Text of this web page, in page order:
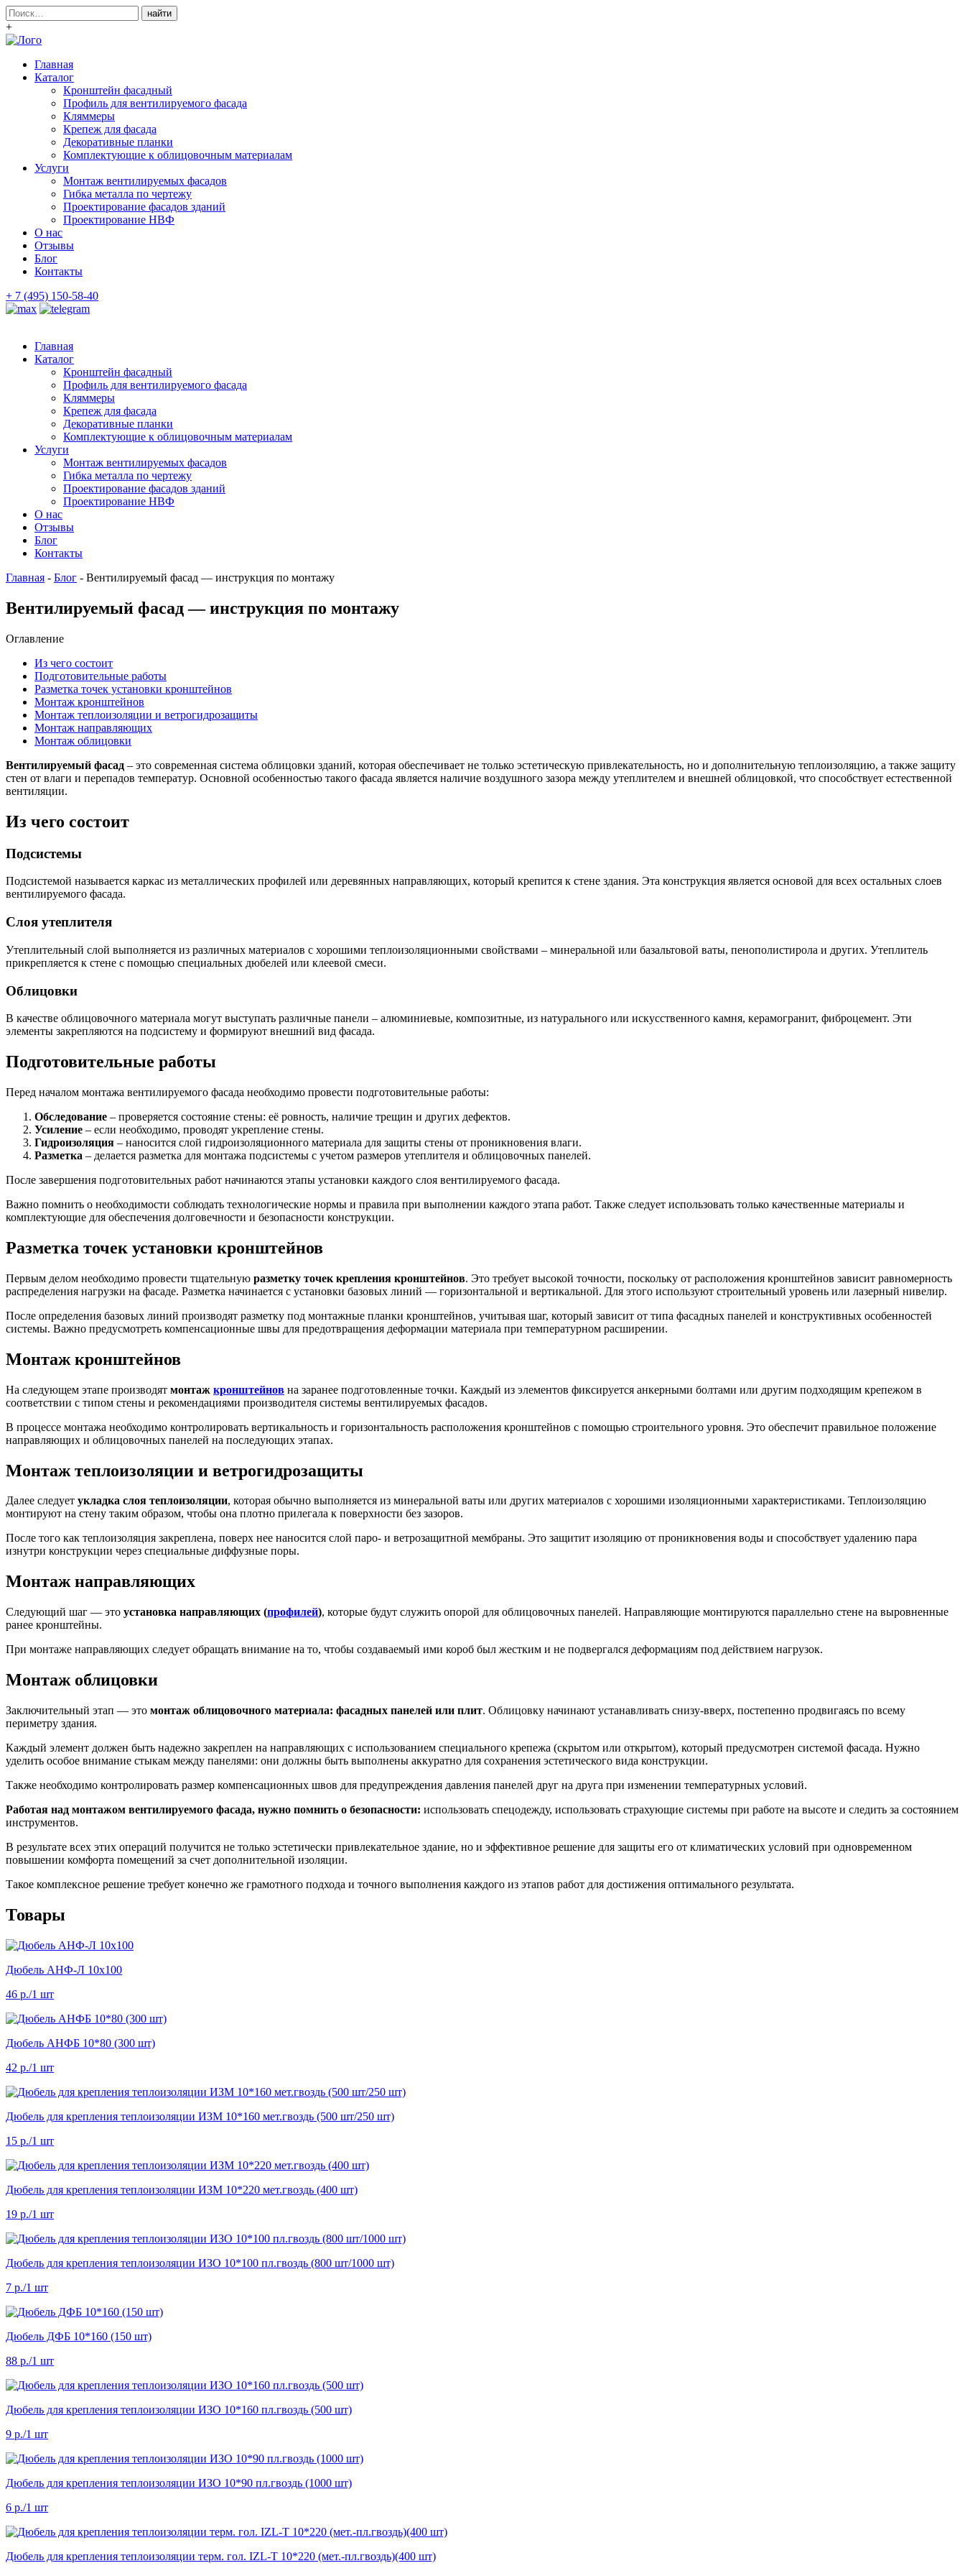
Поиск:
+
Главная
Каталог
Кронштейн фасадный
Профиль для вентилируемого фасада
Кляммеры
Крепеж для фасада
Декоративные планки
Комплектующие к облицовочным материалам
Услуги
Монтаж вентилируемых фасадов
Гибка металла по чертежу
Проектирование фасадов зданий
Проектирование НВФ
О нас
Отзывы
Блог
Контакты
+ 7 (495) 150-58-40
Главная
Каталог
Кронштейн фасадный
Профиль для вентилируемого фасада
Кляммеры
Крепеж для фасада
Декоративные планки
Комплектующие к облицовочным материалам
Услуги
Монтаж вентилируемых фасадов
Гибка металла по чертежу
Проектирование фасадов зданий
Проектирование НВФ
О нас
Отзывы
Блог
Контакты
Главная - Блог - Вентилируемый фасад — инструкция по монтажу
Вентилируемый фасад — инструкция по монтажу
Оглавление
Из чего состоит
Подготовительные работы
Разметка точек установки кронштейнов
Монтаж кронштейнов
Монтаж теплоизоляции и ветрогидрозащиты
Монтаж направляющих
Монтаж облицовки
Вентилируемый фасад – это современная система облицовки зданий, которая обеспечивает не только эстетическую привлекательность, но и дополнительную теплоизоляцию, а также защиту
стен от влаги и перепадов температур. Основной особенностью такого фасада является наличие воздушного зазора между утеплителем и внешней облицовкой, что способствует естественной
вентиляции.
Из чего состоит
Подсистемы
Подсистемой называется каркас из металлических профилей или деревянных направляющих, который крепится к стене здания. Эта конструкция является основой для всех остальных слоев
вентилируемого фасада.
Слоя утеплителя
Утеплительный слой выполняется из различных материалов с хорошими теплоизоляционными свойствами – минеральной или базальтовой ваты, пенополистирола и других. Утеплитель
прикрепляется к стене с помощью специальных дюбелей или клеевой смеси.
Облицовки
В качестве облицовочного материала могут выступать различные панели – алюминиевые, композитные, из натурального или искусственного камня, керамогранит, фиброцемент. Эти
элементы закрепляются на подсистему и формируют внешний вид фасада.
Подготовительные работы
Перед началом монтажа вентилируемого фасада необходимо провести подготовительные работы:
Обследование – проверяется состояние стены: её ровность, наличие трещин и других дефектов.
Усиление – если необходимо, проводят укрепление стены.
Гидроизоляция – наносится слой гидроизоляционного материала для защиты стены от проникновения влаги.
Разметка – делается разметка для монтажа подсистемы с учетом размеров утеплителя и облицовочных панелей.
После завершения подготовительных работ начинаются этапы установки каждого слоя вентилируемого фасада.
Важно помнить о необходимости соблюдать технологические нормы и правила при выполнении каждого этапа работ. Также следует использовать только качественные материалы и
комплектующие для обеспечения долговечности и безопасности конструкции.
Разметка точек установки кронштейнов
Первым делом необходимо провести тщательную разметку точек крепления кронштейнов. Это требует высокой точности, поскольку от расположения кронштейнов зависит равномерность
распределения нагрузки на фасаде. Разметка начинается с установки базовых линий — горизонтальной и вертикальной. Для этого используют строительный уровень или лазерный нивелир.
После определения базовых линий производят разметку под монтажные планки кронштейнов, учитывая шаг, который зависит от типа фасадных панелей и конструктивных особенностей
системы. Важно предусмотреть компенсационные швы для предотвращения деформации материала при температурном расширении.
Монтаж кронштейнов
На следующем этапе производят монтаж кронштейнов на заранее подготовленные точки. Каждый из элементов фиксируется анкерными болтами или другим подходящим крепежом в
соответствии с типом стены и рекомендациями производителя системы вентилируемых фасадов.
В процессе монтажа необходимо контролировать вертикальность и горизонтальность расположения кронштейнов с помощью строительного уровня. Это обеспечит правильное положение
направляющих и облицовочных панелей на последующих этапах.
Монтаж теплоизоляции и ветрогидрозащиты
Далее следует укладка слоя теплоизоляции, которая обычно выполняется из минеральной ваты или других материалов с хорошими изоляционными характеристиками. Теплоизоляцию
монтируют на стену таким образом, чтобы она плотно прилегала к поверхности без зазоров.
После того как теплоизоляция закреплена, поверх нее наносится слой паро- и ветрозащитной мембраны. Это защитит изоляцию от проникновения воды и способствует удалению пара
изнутри конструкции через специальные диффузные поры.
Монтаж направляющих
Следующий шаг — это установка направляющих (профилей), которые будут служить опорой для облицовочных панелей. Направляющие монтируются параллельно стене на выровненные
ранее кронштейны.
При монтаже направляющих следует обращать внимание на то, чтобы создаваемый ими короб был жестким и не подвергался деформациям под действием нагрузок.
Монтаж облицовки
Заключительный этап — это монтаж облицовочного материала: фасадных панелей или плит. Облицовку начинают устанавливать снизу-вверх, постепенно продвигаясь по всему
периметру здания.
Каждый элемент должен быть надежно закреплен на направляющих с использованием специального крепежа (скрытом или открытом), который предусмотрен системой фасада. Нужно
уделить особое внимание стыкам между панелями: они должны быть выполнены аккуратно для сохранения эстетического вида конструкции.
Также необходимо контролировать размер компенсационных швов для предупреждения давления панелей друг на друга при изменении температурных условий.
Работая над монтажом вентилируемого фасада, нужно помнить о безопасности: использовать спецодежду, использовать страхующие системы при работе на высоте и следить за состоянием
инструментов.
В результате всех этих операций получится не только эстетически привлекательное здание, но и эффективное решение для защиты его от климатических условий при одновременном
повышении комфорта помещений за счет дополнительной изоляции.
Такое комплексное решение требует конечно же грамотного подхода и точного выполнения каждого из этапов работ для достижения оптимального результата.
Товары
Дюбель АНФ-Л 10х100
46 р./1 шт
Дюбель АНФБ 10*80 (300 шт)
42 р./1 шт
Дюбель для крепления теплоизоляции ИЗМ 10*160 мет.гвоздь (500 шт/250 шт)
15 р./1 шт
Дюбель для крепления теплоизоляции ИЗМ 10*220 мет.гвоздь (400 шт)
19 р./1 шт
Дюбель для крепления теплоизоляции ИЗО 10*100 пл.гвоздь (800 шт/1000 шт)
7 р./1 шт
Дюбель ДФБ 10*160 (150 шт)
88 р./1 шт
Дюбель для крепления теплоизоляции ИЗО 10*160 пл.гвоздь (500 шт)
9 р./1 шт
Дюбель для крепления теплоизоляции ИЗО 10*90 пл.гвоздь (1000 шт)
6 р./1 шт
Дюбель для крепления теплоизоляции терм. гол. IZL-T 10*220 (мет.-пл.гвоздь)(400 шт)